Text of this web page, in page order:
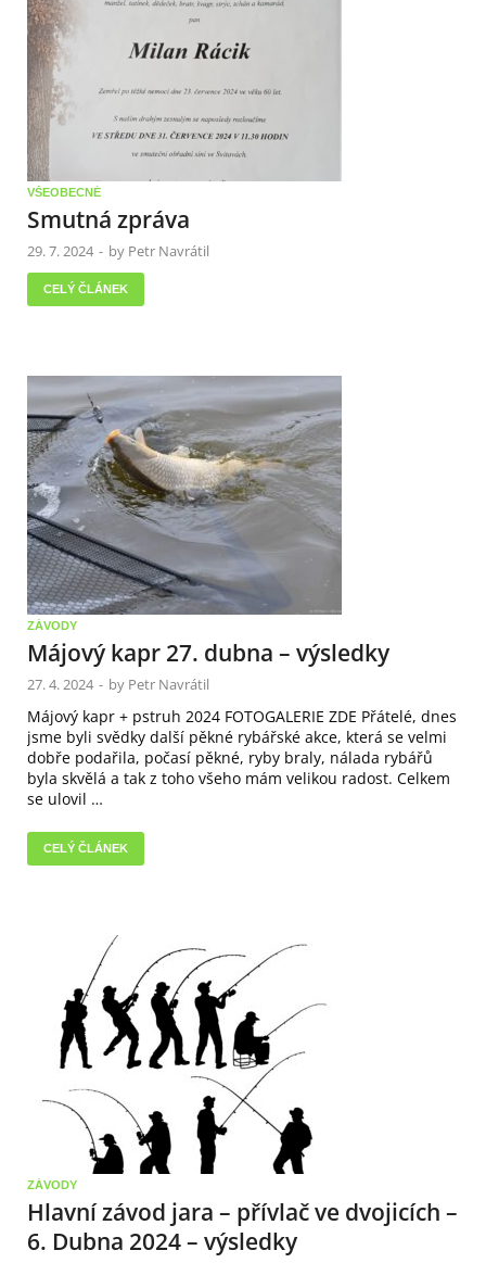
VŠEOBECNÉ
Smutná zpráva
29. 7. 2024 - by Petr Navrátil
CELÝ ČLÁNEK
ZÁVODY
Májový kapr 27. dubna – výsledky
27. 4. 2024 - by Petr Navrátil
Májový kapr + pstruh 2024 FOTOGALERIE ZDE Přátelé, dnes
jsme byli svědky další pěkné rybářské akce, která se velmi
dobře podařila, počasí pěkné, ryby braly, nálada rybářů
byla skvělá a tak z toho všeho mám velikou radost. Celkem
se ulovil …
CELÝ ČLÁNEK
ZÁVODY
Hlavní závod jara – přívlač ve dvojicích –
6. Dubna 2024 – výsledky